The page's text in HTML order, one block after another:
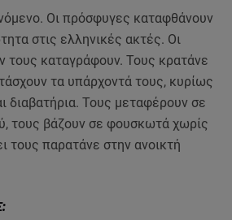
Οι πρόσφυγες καταφθάνουν
στις ελληνικές ακτές. Οι
τους καταγράφουν. Τους κρατάνε
τα υπάρχοντά τους, κυρίως
διαβατήρια. Τους μεταφέρουν σε
τους βάζουν σε φουσκωτά χωρίς
τους παρατάνε στην ανοικτή